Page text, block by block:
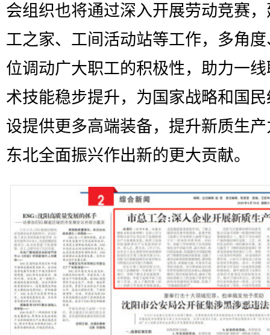
会组织也将通过深入开展劳动竞赛
工之家、工间活动站等工作，多角
位调动广大职工的积极性，助力一
术技能稳步提升，为国家战略和国
设提供更多高端装备，提升新质生
东北全面振兴作出新的更大贡献。